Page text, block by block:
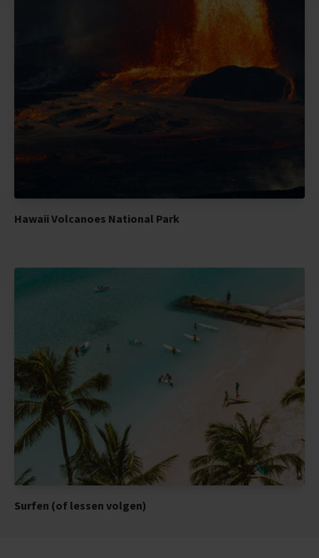
Hawaii Volcanoes National Park
Surfen (of lessen volgen)